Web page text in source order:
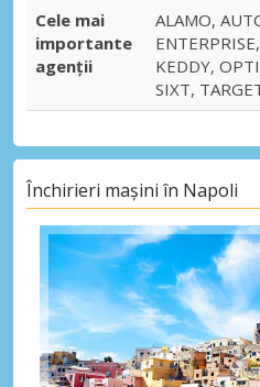
Cele mai
importante
agenții
ALAMO,
KEDDY,
SIXT,
Închirieri mașini în Napoli